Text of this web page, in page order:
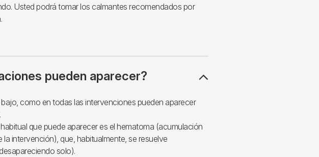
Usted podrá tomar los calmantes recomendados por
pueden aparecer?
como en todas las intervenciones pueden aparecer
que puede aparecer es el hematoma (acumulación
la intervención), que, habitualmente, se resuelve
solo).